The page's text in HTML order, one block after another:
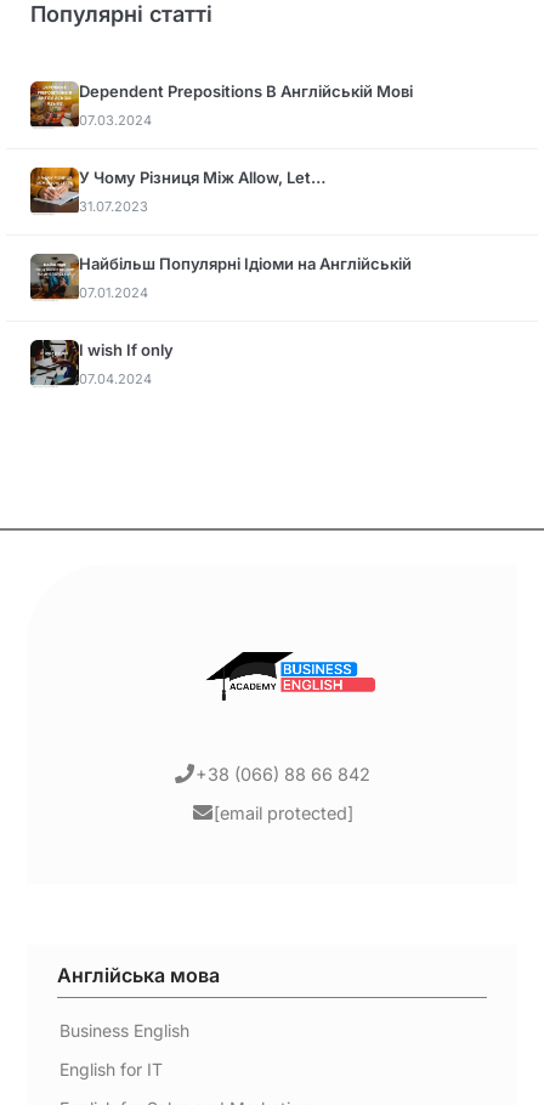
Популярні статті
Dependent Prepositions В Англійській Мові
07.03.2024
У Чому Різниця Між Allow, Let…
31.07.2023
Найбільш Популярні Ідіоми на Англійській
07.01.2024
I wish If only
07.04.2024
+38 (066) 88 66 842
[email protected]
Англійська мова
Business English
English for IT